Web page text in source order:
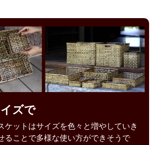
ズで
ケットはサイズを色々と増やしていき
ることで多様な使い方ができそうで